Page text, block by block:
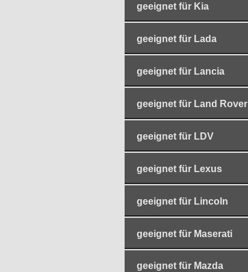
geeignet für Kia
geeignet für Lada
geeignet für Lancia
geeignet für Land Rover
geeignet für LDV
geeignet für Lexus
geeignet für Lincoln
geeignet für Maserati
geeignet für Mazda